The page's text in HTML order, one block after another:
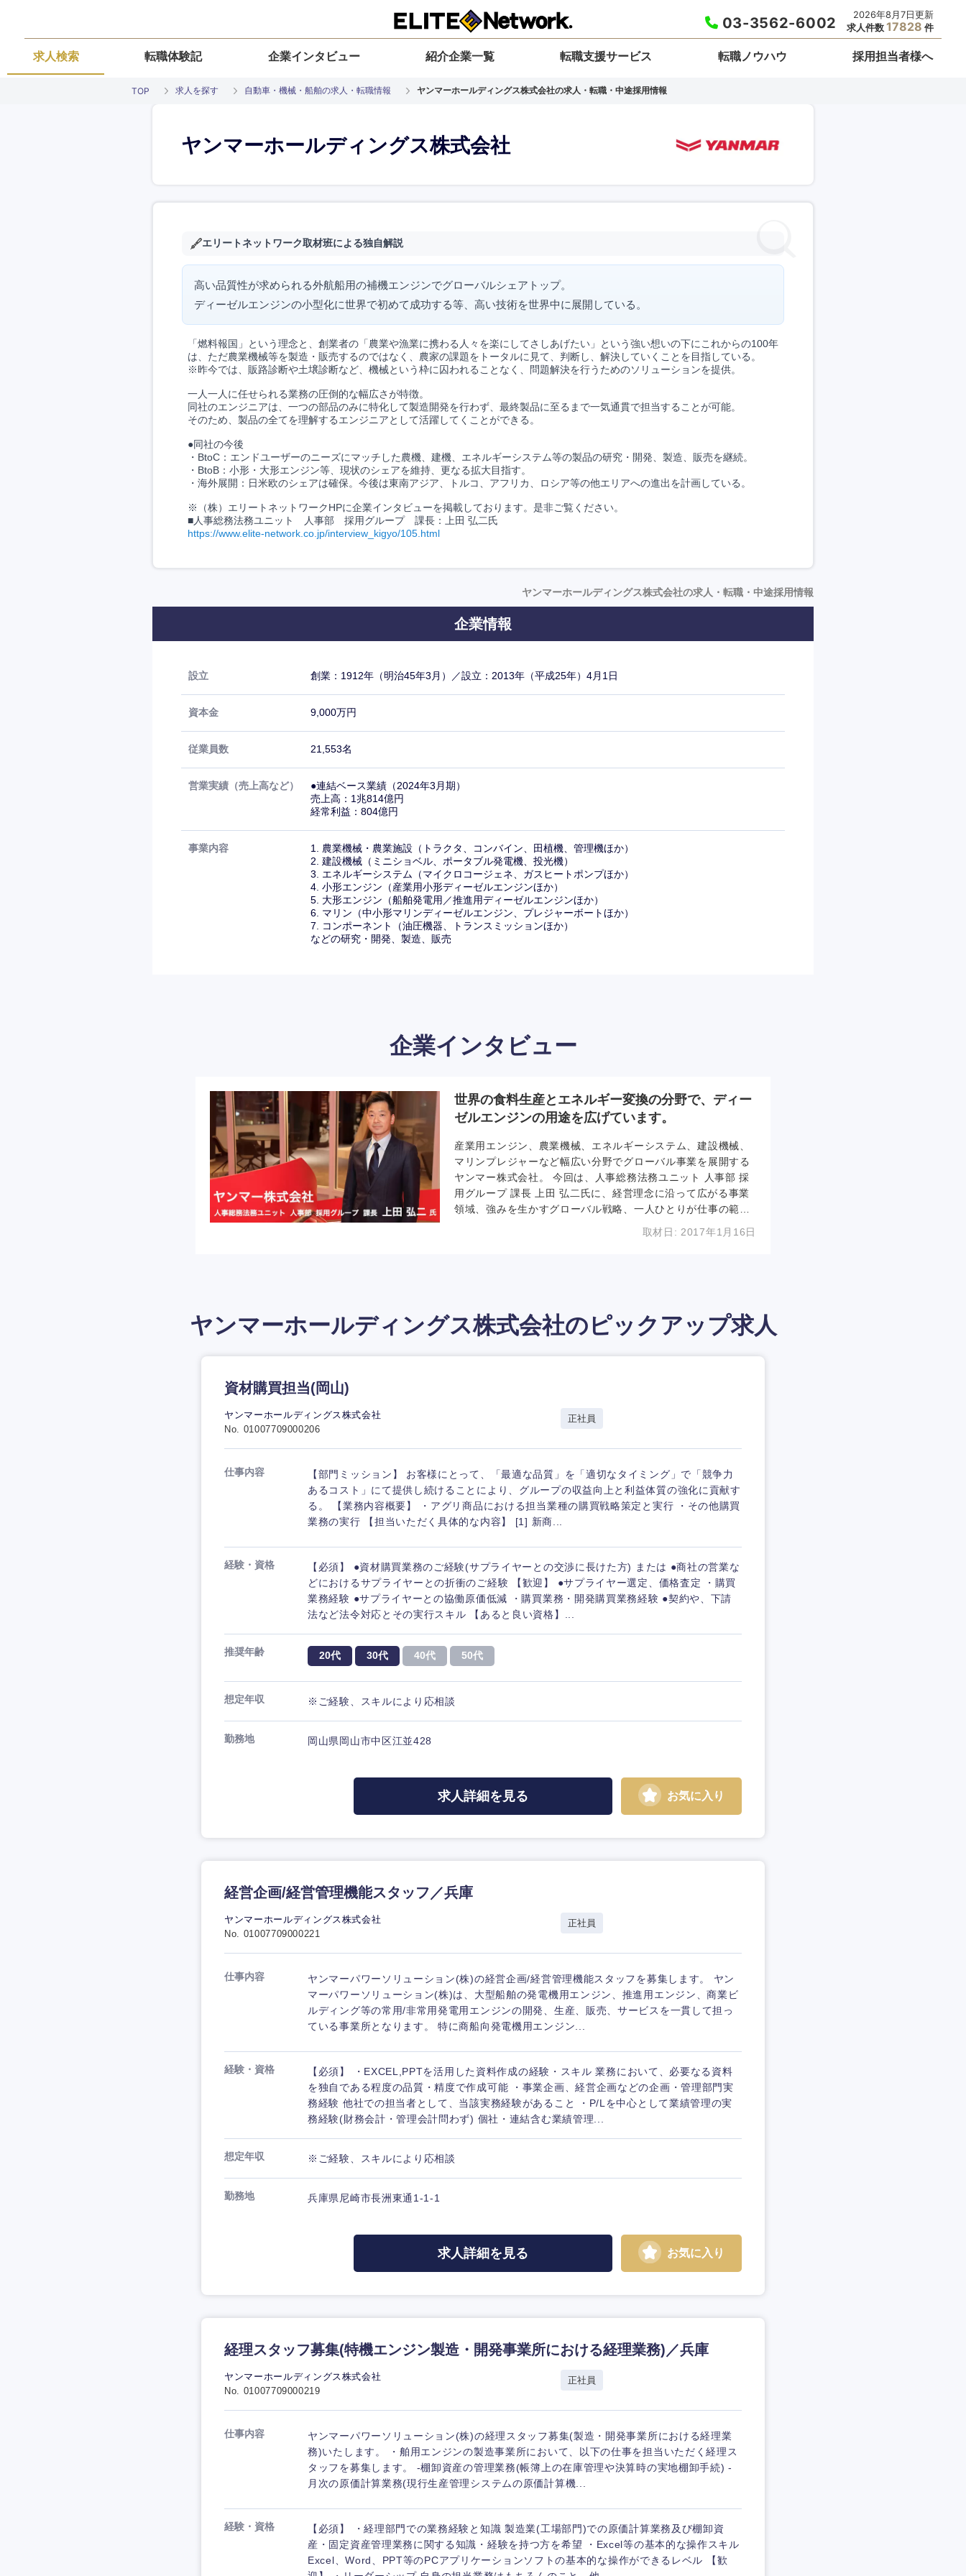
2026年8月7日更新
求人件数 17828 件
03-3562-6002
求人検索 転職体験記 企業インタビュー 紹介企業一覧 転職支援サービス 転職ノウハウ 採用担当者様へ
TOP 求人を探す 自動車・機械・船舶の求人・転職情報 ヤンマーホールディングス株式会社の求人・転職・中途採用情報
ヤンマーホールディングス株式会社
エリートネットワーク取材班による独自解説
高い品質性が求められる外航船用の補機エンジンでグローバルシェアトップ。
ディーゼルエンジンの小型化に世界で初めて成功する等、高い技術を世界中に展開している。
「燃料報国」という理念と、創業者の「農業や漁業に携わる人々を楽にしてさしあげたい」という強い想いの下にこれからの100年
は、ただ農業機械等を製造・販売するのではなく、農家の課題をトータルに見て、判断し、解決していくことを目指している。
※昨今では、販路診断や土壌診断など、機械という枠に囚われることなく、問題解決を行うためのソリューションを提供。
一人一人に任せられる業務の圧倒的な幅広さが特徴。
同社のエンジニアは、一つの部品のみに特化して製造開発を行わず、最終製品に至るまで一気通貫で担当することが可能。
そのため、製品の全てを理解するエンジニアとして活躍してくことができる。
●同社の今後
・BtoC：エンドユーザーのニーズにマッチした農機、建機、エネルギーシステム等の製品の研究・開発、製造、販売を継続。
・BtoB：小形・大形エンジン等、現状のシェアを維持、更なる拡大目指す。
・海外展開：日米欧のシェアは確保。今後は東南アジア、トルコ、アフリカ、ロシア等の他エリアへの進出を計画している。
※（株）エリートネットワークHPに企業インタビューを掲載しております。是非ご覧ください。
■人事総務法務ユニット 人事部 採用グループ 課長：上田 弘二氏
https://www.elite-network.co.jp/interview_kigyo/105.html
ヤンマーホールディングス株式会社の求人・転職・中途採用情報
企業情報
設立 創業：1912年（明治45年3月）／設立：2013年（平成25年）4月1日
資本金 9,000万円
従業員数 21,553名
営業実績（売上高など）
●連結ベース業績（2024年3月期）
売上高：1兆814億円
経常利益：804億円
事業内容
1. 農業機械・農業施設（トラクタ、コンバイン、田植機、管理機ほか）
2. 建設機械（ミニショベル、ポータブル発電機、投光機）
3. エネルギーシステム（マイクロコージェネ、ガスヒートポンプほか）
4. 小形エンジン（産業用小形ディーゼルエンジンほか）
5. 大形エンジン（船舶発電用／推進用ディーゼルエンジンほか）
6. マリン（中小形マリンディーゼルエンジン、プレジャーボートほか）
7. コンポーネント（油圧機器、トランスミッションほか）
などの研究・開発、製造、販売
企業インタビュー
世界の食料生産とエネルギー変換の分野で、ディー
ゼルエンジンの用途を広げています。
産業用エンジン、農業機械、エネルギーシステム、建設機械、
マリンプレジャーなど幅広い分野でグローバル事業を展開する
ヤンマー株式会社。 今回は、人事総務法務ユニット 人事部 採
用グループ 課長 上田 弘二氏に、経営理念に沿って広がる事業
領域、強みを生かすグローバル戦略、一人ひとりが仕事の範囲
を限定せずに挑戦できる風通しの良い社風などについてお話を
伺いました。（掲載開始日：2017年2月20日）
取材日: 2017年1月16日
ヤンマーホールディングス株式会社のピックアップ求人
資材購買担当(岡山)
ヤンマーホールディングス株式会社
No. 01007709000206
正社員
仕事内容
【部門ミッション】 お客様にとって、「最適な品質」を「適切なタイミング」で「競争力
あるコスト」にて提供し続けることにより、グループの収益向上と利益体質の強化に貢献す
る。 【業務内容概要】 ・アグリ商品における担当業種の購買戦略策定と実行 ・その他購買
業務の実行 【担当いただく具体的な内容】 [1] 新商...
経験・資格
【必須】 ●資材購買業務のご経験(サプライヤーとの交渉に長けた方) または ●商社の営業な
どにおけるサプライヤーとの折衝のご経験 【歓迎】 ●サプライヤー選定、価格査定 ・購買
業務経験 ●サプライヤーとの協働原価低減 ・購買業務・開発購買業務経験 ●契約や、下請
法など法令対応とその実行スキル 【あると良い資格】...
推奨年齢 20代 30代 40代 50代
想定年収 ※ご経験、スキルにより応相談
勤務地 岡山県岡山市中区江並428
求人詳細を見る お気に入り
経営企画/経営管理機能スタッフ／兵庫
ヤンマーホールディングス株式会社
No. 01007709000221
正社員
仕事内容
ヤンマーパワーソリューション(株)の経営企画/経営管理機能スタッフを募集します。 ヤン
マーパワーソリューション(株)は、大型船舶の発電機用エンジン、推進用エンジン、商業ビ
ルディング等の常用/非常用発電用エンジンの開発、生産、販売、サービスを一貫して担っ
ている事業所となります。 特に商船向発電機用エンジン...
経験・資格
【必須】 ・EXCEL,PPTを活用した資料作成の経験・スキル 業務において、必要なる資料
を独自である程度の品質・精度で作成可能 ・事業企画、経営企画などの企画・管理部門実
務経験 他社での担当者として、当該実務経験があること ・P/Lを中心として業績管理の実
務経験(財務会計・管理会計問わず) 個社・連結含む業績管理...
想定年収 ※ご経験、スキルにより応相談
勤務地 兵庫県尼崎市長洲東通1-1-1
求人詳細を見る お気に入り
経理スタッフ募集(特機エンジン製造・開発事業所における経理業務)／兵庫
ヤンマーホールディングス株式会社
No. 01007709000219
正社員
仕事内容
ヤンマーパワーソリューション(株)の経理スタッフ募集(製造・開発事業所における経理業
務)いたします。 ・舶用エンジンの製造事業所において、以下の仕事を担当いただく経理ス
タッフを募集します。 -棚卸資産の管理業務(帳簿上の在庫管理や決算時の実地棚卸手続) -
月次の原価計算業務(現行生産管理システムの原価計算機...
経験・資格
【必須】 ・経理部門での業務経験と知識 製造業(工場部門)での原価計算業務及び棚卸資
産・固定資産管理業務に関する知識・経験を持つ方を希望 ・Excel等の基本的な操作スキル
Excel、Word、PPT等のPCアプリケーションソフトの基本的な操作ができるレベル 【歓